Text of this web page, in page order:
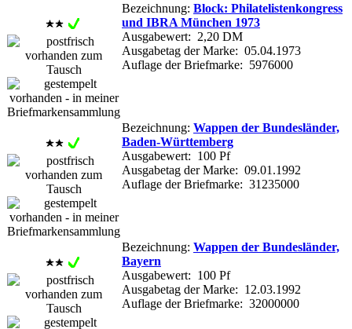
Bezeichnung: Block: Philatelistenkongress
und IBRA München 1973
Ausgabewert: 2,20 DM
Ausgabetag der Marke: 05.04.1973
Auflage der Briefmarke: 5976000
Bezeichnung: Wappen der Bundesländer,
Baden-Württemberg
Ausgabewert: 100 Pf
Ausgabetag der Marke: 09.01.1992
Auflage der Briefmarke: 31235000
Bezeichnung: Wappen der Bundesländer,
Bayern
Ausgabewert: 100 Pf
Ausgabetag der Marke: 12.03.1992
Auflage der Briefmarke: 32000000